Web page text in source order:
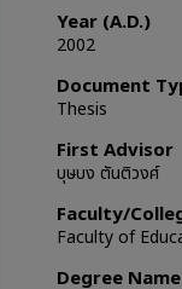
Year (A.D.)
2002
Document
Thesis
First Advisor
บุษบง ตันติวงศ์
Faculty/
Faculty of
Degree Name